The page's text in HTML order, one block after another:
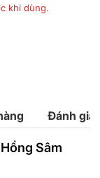
khi dùng.
Đánh giá
Sâm